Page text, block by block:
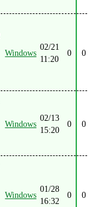
Windows
02/21
11:20
0 0
Windows
02/13
15:20
0 0
Windows
01/28
16:32
0 0